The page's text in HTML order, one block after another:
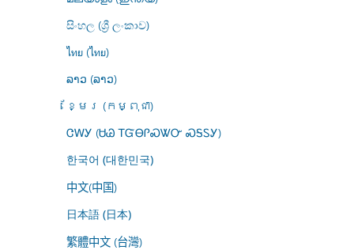
සිංහල (ශ්‍රී ලංකාව)
ไทย (ไทย)
ລາວ (ລາວ)
ខ្មែរ (កម្ពុជា)
ᏣᎳᎩ (ᏌᏊ ᎢᏳᎾᎵᏍᏔᏅ ᏍᎦᏚᎩ)
한국어 (대한민국)
中文(中国)
日本語 (日本)
繁體中文 (台灣)